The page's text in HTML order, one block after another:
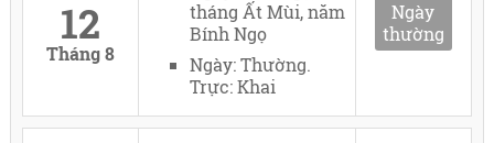
12
Tháng 8
tháng Ất Mùi, năm
Bính Ngọ
Ngày: Thường.
Trực: Khai
Ngày
thường